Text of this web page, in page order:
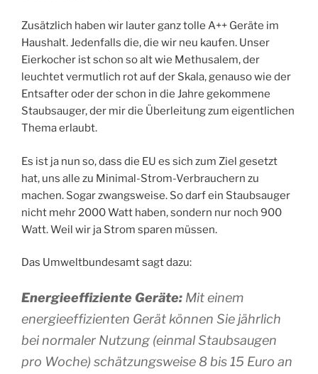
Zusätzlich haben wir lauter ganz tolle A++ Geräte im
Haushalt. Jedenfalls die, die wir neu kaufen. Unser
Eierkocher ist schon so alt wie Methusalem, der
leuchtet vermutlich rot auf der Skala, genauso wie der
Entsafter oder der schon in die Jahre gekommene
Staubsauger, der mir die Überleitung zum eigentlichen
Thema erlaubt.
Es ist ja nun so, dass die EU es sich zum Ziel gesetzt
hat, uns alle zu Minimal-Strom-Verbrauchern zu
machen. Sogar zwangsweise. So darf ein Staubsauger
nicht mehr 2000 Watt haben, sondern nur noch 900
Watt. Weil wir ja Strom sparen müssen.
Das Umweltbundesamt sagt dazu:
Energieeffiziente Geräte: Mit einem
energieeffizienten Gerät können Sie jährlich
bei normaler Nutzung (einmal Staubsaugen
pro Woche) schätzungsweise 8 bis 15 Euro an